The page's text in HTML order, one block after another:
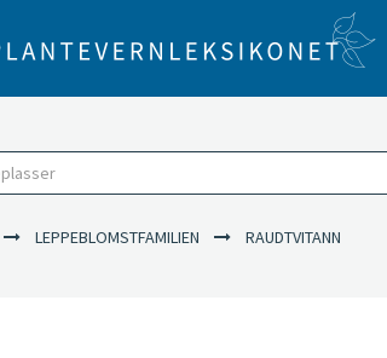
LEPPEBLOMSTFAMILIEN RAUDTVITANN